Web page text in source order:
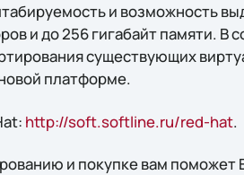
и возможность
и до 256 гигабайт памяти. В
существующих
платформе.
http://soft.softline.ru/red-hat.
и покупке вам поможет